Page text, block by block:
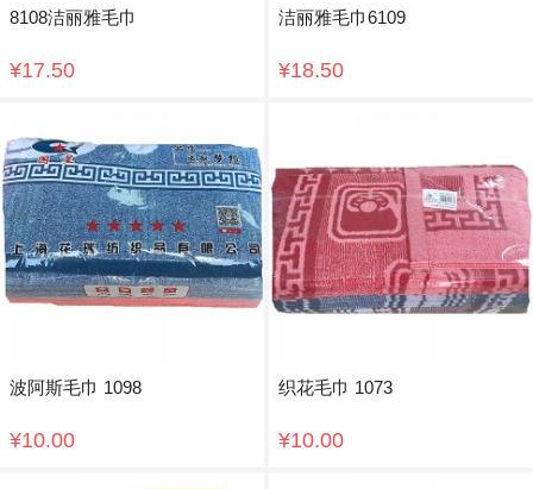
8108洁丽雅毛巾
¥17.50
洁丽雅毛巾6109
¥18.50
波阿斯毛巾 1098
¥10.00
织花毛巾 1073
¥10.00